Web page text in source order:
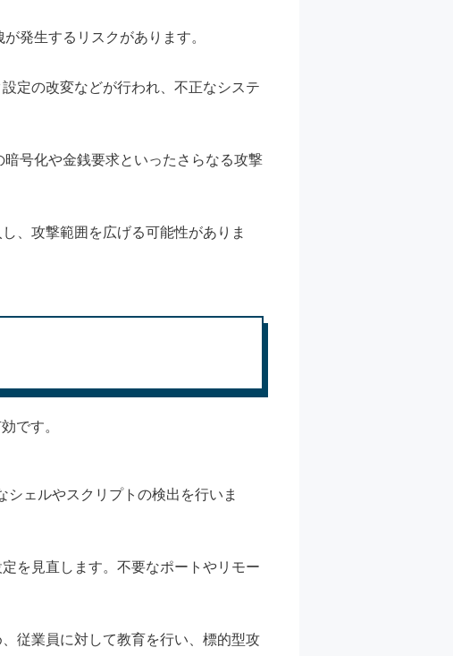
発生するリスクがあります。
定の改変などが行われ、不正なシステ
号化や金銭要求といったさらなる攻撃
、攻撃範囲を広げる可能性がありま
です。
ェルやスクリプトの検出を行いま
を見直します。不要なポートやリモー
従業員に対して教育を行い、標的型攻